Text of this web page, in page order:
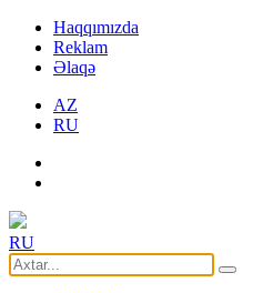
Haqqımızda
Reklam
Əlaqə
AZ
RU
RU